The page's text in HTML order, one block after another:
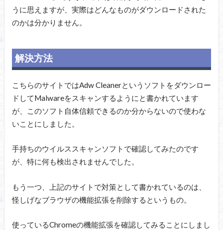
うに思えますが、実際はどんなものがダウンロードされた
のかは分かりません。
解決方法
こちらのサイトではAdw Cleanerというソフトをダウンロー
ドしてMalwareをスキャンするようにと書かれています
が、このソフト自体信頼できるのか分からないので使わな
いことにしました。
手持ちのウイルススキャンソフトで確認してみたのです
が、特に何も検出されませんでした。
もう一つ、上記のサイトで対策として書かれているのは、
怪しげなブラウザの機能拡張を削除するというもの。
使っているChromeの機能拡張を確認してみることにしまし